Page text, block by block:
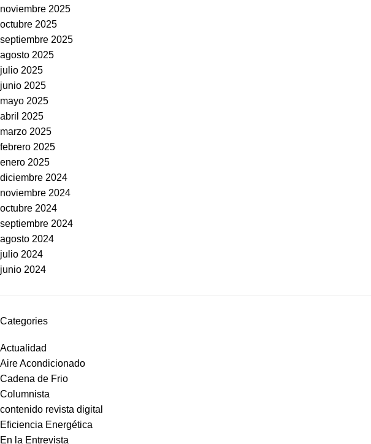
noviembre 2025
octubre 2025
septiembre 2025
agosto 2025
julio 2025
junio 2025
mayo 2025
abril 2025
marzo 2025
febrero 2025
enero 2025
diciembre 2024
noviembre 2024
octubre 2024
septiembre 2024
agosto 2024
julio 2024
junio 2024
Categories
Actualidad
Aire Acondicionado
Cadena de Frio
Columnista
contenido revista digital
Eficiencia Energética
En la Entrevista